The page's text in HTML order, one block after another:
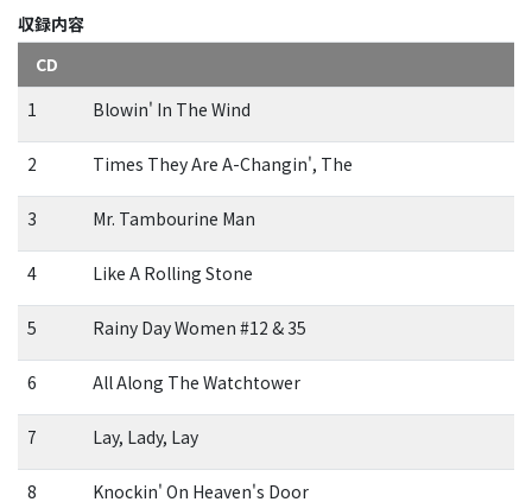
収録内容
CD
1
Blowin' In The Wind
2 Times They Are A-Changin', The
3 Mr. Tambourine Man
4 Like A Rolling Stone
5 Rainy Day Women #12 & 35
6 All Along The Watchtower
7 Lay, Lady, Lay
8 Knockin' On Heaven's Door